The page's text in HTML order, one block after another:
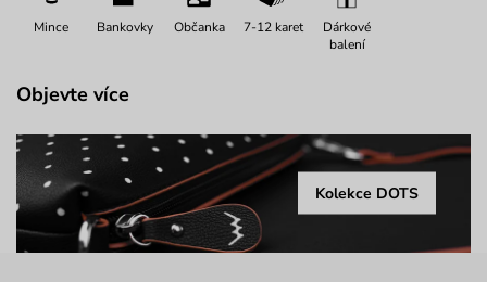
Mince Bankovky Občanka 7-12 karet
Dárkové
balení
Objevte více
Kolekce DOTS